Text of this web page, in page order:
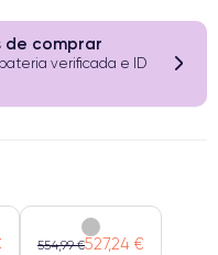
de comprar
bateria verificada e ID
554,99 €527,24 €